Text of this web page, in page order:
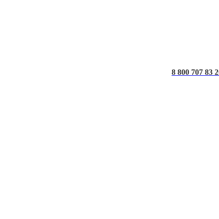
8 800 707 83